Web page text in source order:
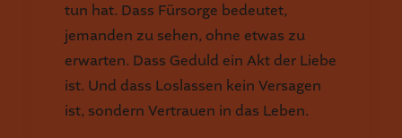
tun hat. Dass Fürsorge bedeutet,
jemanden zu sehen, ohne etwas zu
erwarten. Dass Geduld ein Akt der Liebe
ist. Und dass Loslassen kein Versagen
ist, sondern Vertrauen in das Leben.